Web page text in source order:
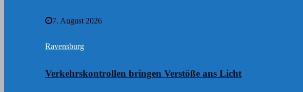
7. August 2026
Ravensburg
Verkehrskontrollen bringen Verstöße ans Licht